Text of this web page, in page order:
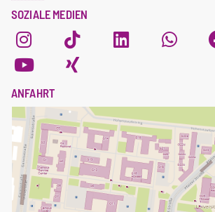
SOZIALE MEDIEN
ANFAHRT